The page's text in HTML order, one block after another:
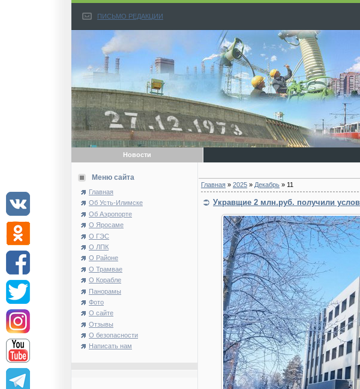
ПИСЬМО РЕДАКЦИИ
Новости
Меню сайта
Главная
Об Усть-Илимске
Об Аэропорте
О Яросаме
О ГЭС
О ЛПК
О Районе
О Трамвае
О Корабле
Панорамы
Фото
О сайте
Отзывы
О безопасности
Написать нам
Главная » 2025 » Декабрь » 11
Укравщие 2 млн.руб. получили